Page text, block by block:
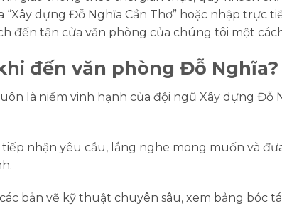
dựng Đỗ Nghĩa Cần Thơ” hoặc nhập trực
đến tận cửa văn phòng của chúng tôi một
đến văn phòng Đỗ Nghĩa?
là niềm vinh hạnh của đội ngũ Xây dựng Đỗ
nhận yêu cầu, lắng nghe mong muốn và
bản vẽ kỹ thuật chuyên sâu, xem bảng bóc